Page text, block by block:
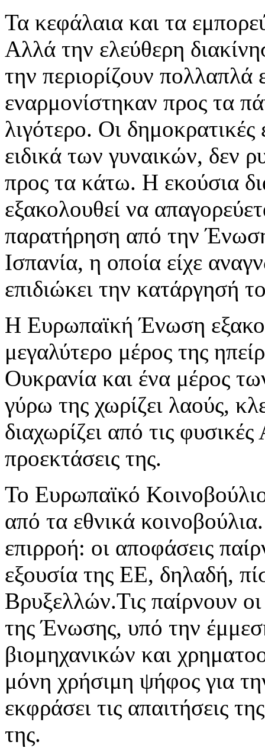
Τα κεφάλαια και τα
Αλλά την ελεύθερη
την περιορίζουν πολλαπλά
εναρμονίστηκαν προς τα
λιγότερο. Οι δημοκρατικές
ειδικά των γυναικών, δεν
προς τα κάτω. Η εκούσια
εξακολουθεί να
παρατήρηση από την
Ισπανία, η οποία είχε
επιδιώκει την κατάργησή
Η Ευρωπαϊκή Ένωση
μεγαλύτερο μέρος της
Ουκρανία και ένα μέρος
γύρω της χωρίζει λαούς,
διαχωρίζει από τις
προεκτάσεις της.
Το Ευρωπαϊκό
από τα εθνικά
επιρροή: οι αποφάσεις
εξουσία της ΕΕ, δηλαδή,
Βρυξελλών.Τις παίρνουν
της Ένωσης, υπό την
βιομηχανικών και
μόνη χρήσιμη ψήφος για
εκφράσει τις απαιτήσεις
της.